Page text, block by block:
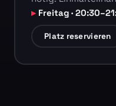
Freitag ·
Platz reservieren